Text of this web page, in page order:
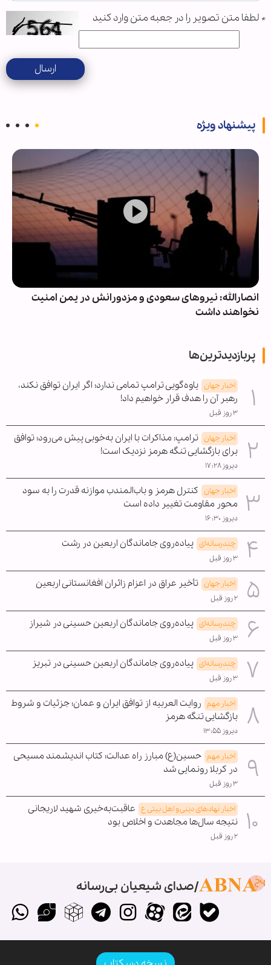
* لطفا متن تصویر را در جعبه متن وارد کنید
ارسال
پیشنهاد ویژه
انصارالله: نیروهای سعودی و مزدورانش در یمن امنیت
نخواهند داشت
پربازدیدترین‌ها
اخبار جهان یاوه‌گویی ترامپ تمامی ندارد؛ اگر ایران توافق نکند،
رهبر آن را هدف قرار خواهیم داد!
۳ روز قبل
اخبار جهان ترامپ: مذاکرات با ایران به‌خوبی پیش می‌رود؛ توافق
برای بازگشایی تنگه هرمز نزدیک است!
دیروز ۱۷:۲۸
اخبار جهان کنترل هرمز و باب‌المندب موازنه قدرت را به سود
محور مقاومت تغییر داده است
دیروز ۱۶:۳۰
چندرسانه‌ای پیاده‌روی جاماندگان اربعین در رشت
۳ روز قبل
اخبار جهان تأخیر عراق در اعزام زائران افغانستانی اربعین
۲ روز قبل
چندرسانه‌ای پیاده‌روی جاماندگان اربعین حسینی در شیراز
۳ روز قبل
چندرسانه‌ای پیاده‌روی جاماندگان اربعین حسینی در تبریز
۳ روز قبل
اخبار مهم روایت العربیه از توافق ایران و عمان؛ جزئیات و شروط
بازگشایی تنگه هرمز
دیروز ۱۳:۵۵
اخبار مهم حسین(ع) مبارز راه عدالت؛ کتاب اندیشمند مسیحی
در کربلا رونمایی شد
۳ روز قبل
اخبار نهادهای دینی و اهل بیتی ع عاقبت‌به‌خیری شهید لاریجانی
نتیجه سال‌ها مجاهدت و اخلاص بود
۲ روز قبل
صدای شیعیان بی‌رسانه